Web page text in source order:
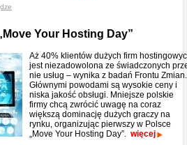
Your Hosting Day”
Aż 40% klientów dużych firm
jest niezadowolona ze świadczonych
nie usług – wynika z badań Frontu Zmian.
Głównymi powodami są wysokie ceny i
niska jakość obsługi. Mniejsze polskie
firmy chcą zwrócić uwagę na coraz
większą dominację dużych graczy na
rynku, organizując pierwszy w Polsce
„Move Your Hosting Day”. więcej